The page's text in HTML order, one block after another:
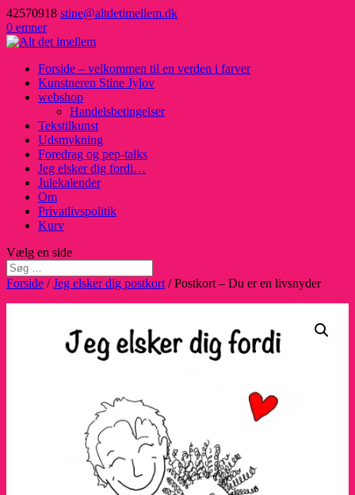
42570918 stine@altdetimellem.dk
0 emner
Forside – velkommen til en verden i farver
Kunstneren Stine Jylov
webshop
Handelsbetingelser
Tekstilkunst
Udsmykning
Foredrag og pep-talks
Jeg elsker dig fordi…
Julekalender
Om
Privatlivspolitik
Kurv
Vælg en side
Forside /Jeg elsker dig postkort / Postkort – Du er en livsnyder